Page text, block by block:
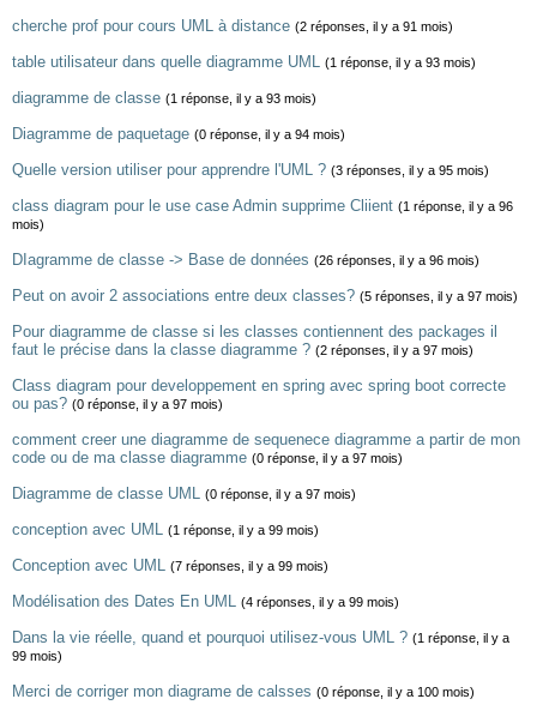
cherche prof pour cours UML à distance (2 réponses, il y a 91 mois)
table utilisateur dans quelle diagramme UML (1 réponse, il y a 93 mois)
diagramme de classe (1 réponse, il y a 93 mois)
Diagramme de paquetage (0 réponse, il y a 94 mois)
Quelle version utiliser pour apprendre l'UML ? (3 réponses, il y a 95 mois)
class diagram pour le use case Admin supprime Cliient (1 réponse, il y a 96
mois)
DIagramme de classe -> Base de données (26 réponses, il y a 96 mois)
Peut on avoir 2 associations entre deux classes? (5 réponses, il y a 97 mois)
Pour diagramme de classe si les classes contiennent des packages il
faut le précise dans la classe diagramme ? (2 réponses, il y a 97 mois)
Class diagram pour developpement en spring avec spring boot correcte
ou pas? (0 réponse, il y a 97 mois)
comment creer une diagramme de sequenece diagramme a partir de mon
code ou de ma classe diagramme (0 réponse, il y a 97 mois)
Diagramme de classe UML (0 réponse, il y a 97 mois)
conception avec UML (1 réponse, il y a 99 mois)
Conception avec UML (7 réponses, il y a 99 mois)
Modélisation des Dates En UML (4 réponses, il y a 99 mois)
Dans la vie réelle, quand et pourquoi utilisez-vous UML ? (1 réponse, il y a
99 mois)
Merci de corriger mon diagrame de calsses (0 réponse, il y a 100 mois)